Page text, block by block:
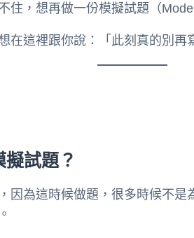
住，想再做一份模擬試題（
這裡跟你說：「此刻真的別再
試題？
因為這時候做題，很多時候不